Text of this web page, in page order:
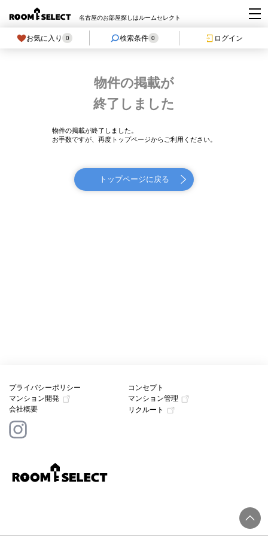
名古屋のお部屋探しはルームセレクト
お気に入り 0 検索条件 0 ログイン
物件の掲載が
終了しました
物件の掲載が終了しました。
お手数ですが、再度トップページからご利用ください。
トップページに戻る
プライバシーポリシー
コンセプト
マンション開発
マンション管理
会社概要
リクルート